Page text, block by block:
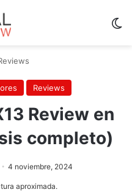
Reviews
Review en
completo)
4 noviembre, 2024
aproximada.